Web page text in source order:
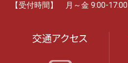
【受付時間】 月～金 9:00-17:00
交通アクセス